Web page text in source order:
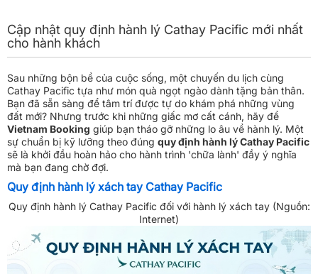
Cập nhật quy định hành lý Cathay Pacific mới nhất
cho hành khách
Sau những bộn bề của cuộc sống, một chuyến du lịch cùng
Cathay Pacific tựa như món quà ngọt ngào dành tặng bản thân.
Bạn đã sẵn sàng để tâm trí được tự do khám phá những vùng
đất mới? Nhưng trước khi những giấc mơ cất cánh, hãy để
Vietnam Booking giúp bạn tháo gỡ những lo âu về hành lý. Một
sự chuẩn bị kỹ lưỡng theo đúng quy định hành lý Cathay Pacific
sẽ là khởi đầu hoàn hảo cho hành trình 'chữa lành' đầy ý nghĩa
mà bạn đang chờ đợi.
Quy định hành lý xách tay Cathay Pacific
Quy định hành lý Cathay Pacific đối với hành lý xách tay (Nguồn:
Internet)